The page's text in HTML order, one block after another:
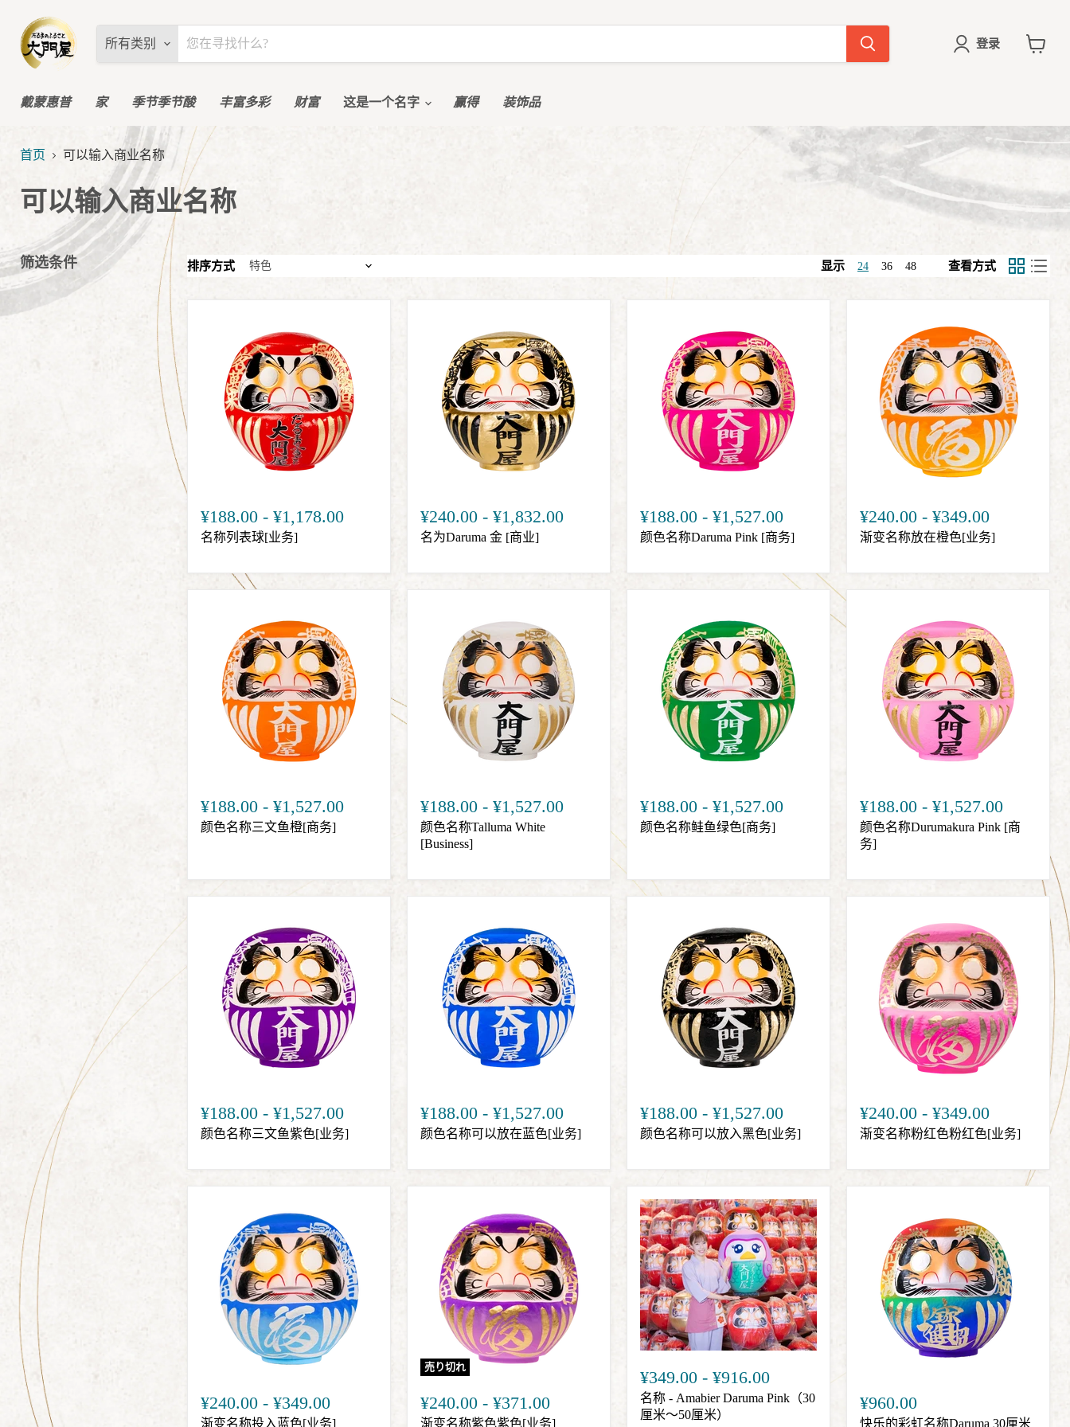
所有类别 登录
戴蒙惠普 家 季节季节酸 丰富多彩 财富 这是一个名字 赢得 装饰品
首页 可以输入商业名称
可以输入商业名称
筛选条件 排序方式 显示 24 36 48 查看方式
¥188.00 - ¥1,178.00
名称列表球[业务]
¥240.00 - ¥1,832.00
名为Daruma 金 [商业]
¥188.00 - ¥1,527.00
颜色名称Daruma Pink [商务]
¥240.00 - ¥349.00
渐变名称放在橙色[业务]
¥188.00 - ¥1,527.00
颜色名称三文鱼橙[商务]
¥188.00 - ¥1,527.00
颜色名称Talluma White
[Business]
¥188.00 - ¥1,527.00
颜色名称鲑鱼绿色[商务]
¥188.00 - ¥1,527.00
颜色名称Durumakura Pink [商
务]
¥188.00 - ¥1,527.00
颜色名称三文鱼紫色[业务]
¥188.00 - ¥1,527.00
颜色名称可以放在蓝色[业务]
¥188.00 - ¥1,527.00
颜色名称可以放入黑色[业务]
¥240.00 - ¥349.00
渐变名称粉红色粉红色[业务]
¥240.00 - ¥349.00
渐变名称投入蓝色[业务]
売り切れ
¥240.00 - ¥371.00
渐变名称紫色紫色[业务]
¥349.00 - ¥916.00
名称 - Amabier Daruma Pink（30
厘米〜50厘米）
¥960.00
快乐的彩虹名称Daruma 30厘米